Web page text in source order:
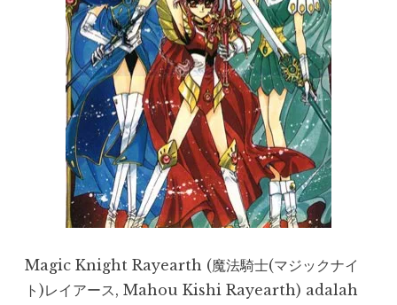
Magic Knight Rayearth (魔法騎士(マジックナイ
ト)レイアース, Mahou Kishi Rayearth) adalah